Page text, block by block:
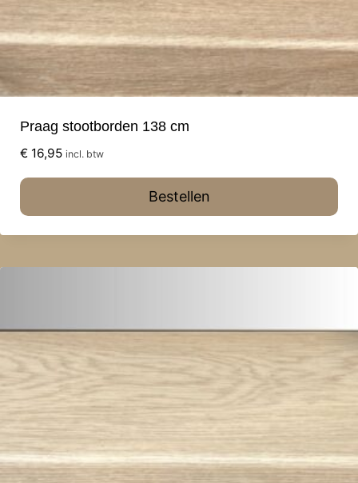
Praag stootborden 138 cm
€ 16,95 incl. btw
Bestellen